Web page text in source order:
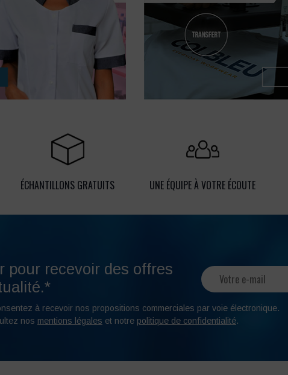
ÉCHANTILLONS GRATUITS UNE ÉQUIPE À VOTRE ÉCOUTE
pour recevoir des offres
à recevoir nos propositions commerciales par voie électronique.
nos mentions légales et notre politique de confidentialité.